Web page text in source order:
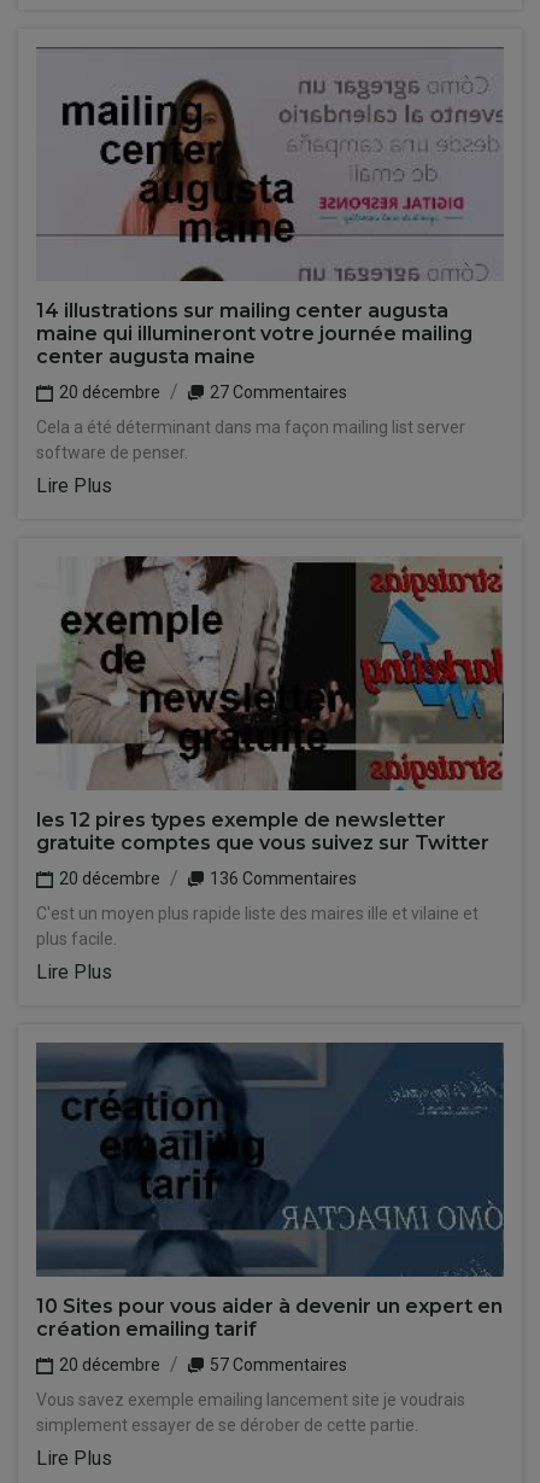
14 illustrations sur mailing center augusta
maine qui illumineront votre journée mailing
center augusta maine
20 décembre
27 Commentaires
Cela a été déterminant dans ma façon mailing list server
software de penser.
Lire Plus
les 12 pires types exemple de newsletter
gratuite comptes que vous suivez sur Twitter
20 décembre
136 Commentaires
C'est un moyen plus rapide liste des maires ille et vilaine et
plus facile.
Lire Plus
10 Sites pour vous aider à devenir un expert en
création emailing tarif
20 décembre
57 Commentaires
Vous savez exemple emailing lancement site je voudrais
simplement essayer de se dérober de cette partie.
Lire Plus